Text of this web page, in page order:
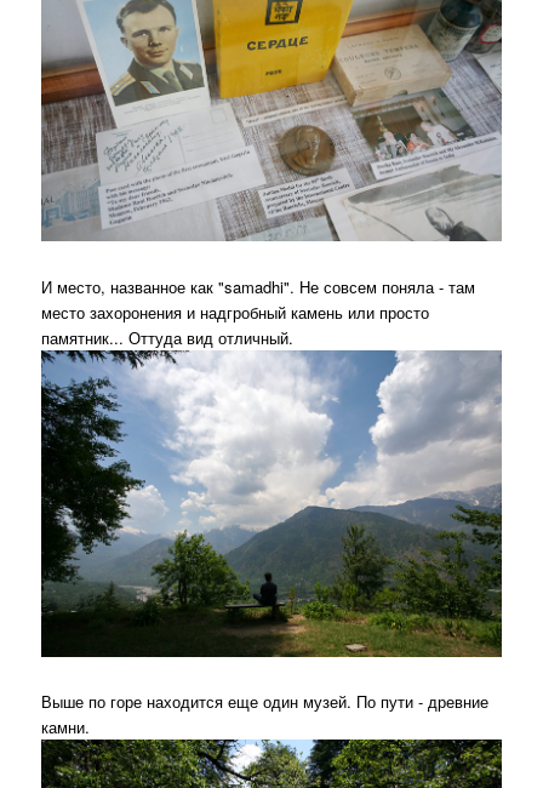
И место, названное как "samadhi". Не совсем поняла - там
место захоронения и надгробный камень или просто
памятник... Оттуда вид отличный.
Выше по горе находится еще один музей. По пути - древние
камни.